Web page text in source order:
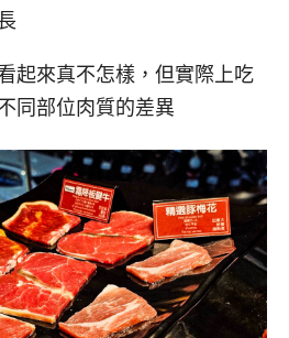
起來真不怎樣，但實際上吃
同部位肉質的差異